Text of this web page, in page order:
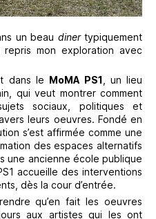
un beau dinertypiquement
repris mon exploration avec
dans le MoMA PS1 , un lieu
qui veut montrer comment
sociaux, politiques et
leurs oeuvres. Fondé en
s’est affirmée comme une
des espaces alternatifs
une ancienne école publique
accueille des interventions
dès la cour d’entrée.
qu’en fait les oeuvres
aux artistes qui les ont